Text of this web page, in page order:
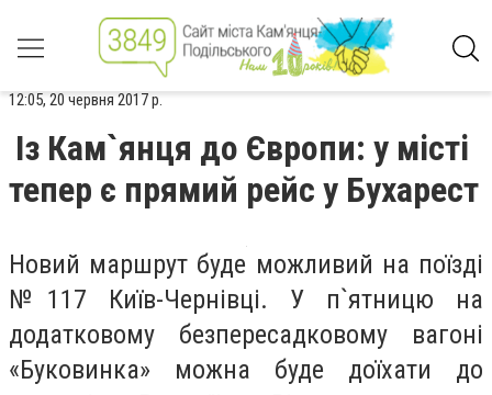
12:05, 20 червня 2017 р.
Із Кам`янця до Європи: у місті
тепер є прямий рейс у Бухарест
Новий маршрут буде можливий на поїзді
№117 Київ-Чернівці. У п`ятницю на
додатковому безпересадковому вагоні
«Буковинка» можна буде доїхати до